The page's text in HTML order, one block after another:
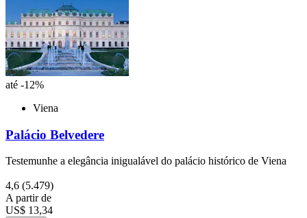
até -12%
Viena
Palácio Belvedere
Testemunhe a elegância inigualável do palácio histórico de Viena
4,6 (5.479)
A partir de
US$ 13,34